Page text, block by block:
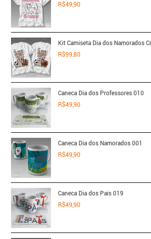
R$49,90
Kit Camiseta Dia dos Namorados
R$99,80
Caneca Dia dos Professores 010
R$49,90
Caneca Dia dos Namorados 001
R$49,90
Caneca Dia dos Pais 019
R$49,90